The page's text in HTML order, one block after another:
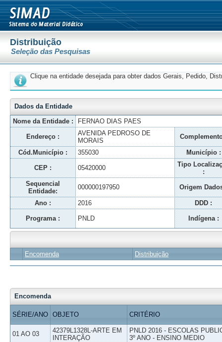
Distribuição
Seleção das Pesquisas
Clique na entidade desejada para obter dados Gerais, Pedido,
Dados da Entidade
Nome da Entidade :
FERNAO DIAS PAES
Endereço :
AVENIDA PEDROSO DE
MORAIS
Cód.Município : 355030 Município :
CEP : 05420000
Tipo
:
Sequencial
Entidade:
000000197950 Origem
Ano : 2016 DDD :
Programa : PNLD Indígena :
Encomenda Distribuição
Encomenda
SÉRIE/ANO OBJETO CRITÉRIO
01 AO 03
42379L1328L-ARTE EM
INTERAÇÃO
PNLD 2016 - ESCOLAS
3º ANO - ENSINO MEDIO